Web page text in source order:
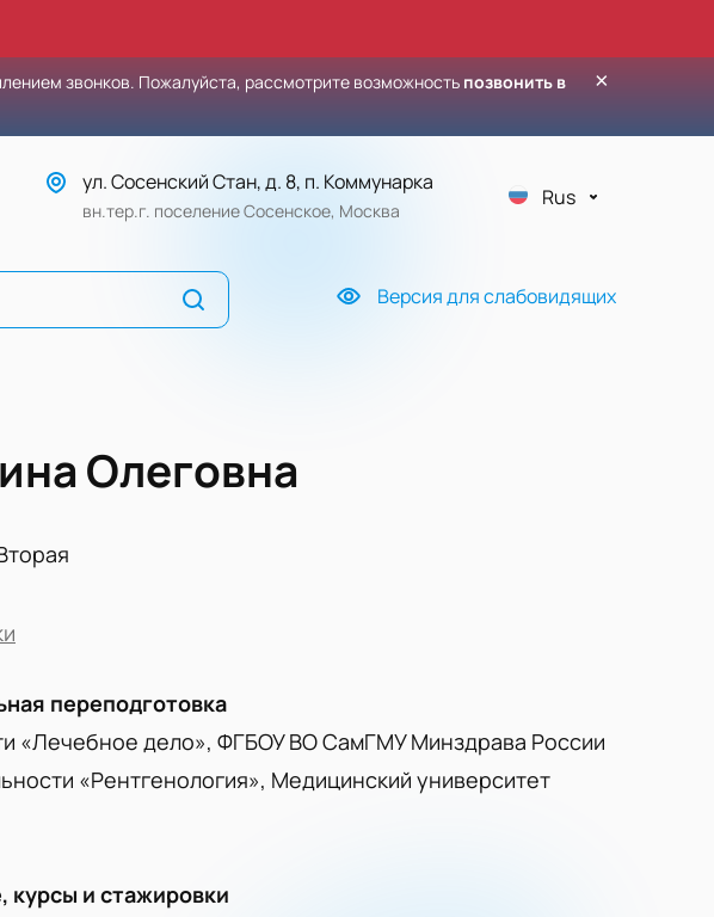
звонков. Пожалуйста, рассмотрите возможность позвонить в
×
ул. Сосенский Стан, д. 8, п. Коммунарка
вн.тер.г. поселение Сосенское, Москва
Rus
Версия для слабовидящих
Олеговна
переподготовка
«Лечебное дело», ФГБОУ ВО СамГМУ Минздрава России
«Рентгенология», Медицинский университет
курсы и стажировки